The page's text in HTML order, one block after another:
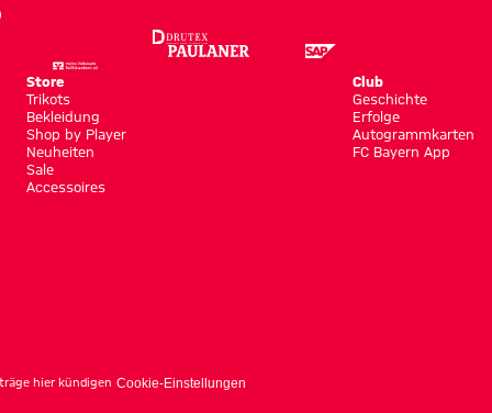
Store
Trikots
Bekleidung
Shop by Player
Neuheiten
Sale
Accessoires
Club
Geschichte
Erfolge
Autogrammkarten
FC Bayern App
hier kündigen Cookie-Einstellungen